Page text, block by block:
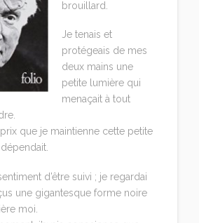
brouillard.
Je tenais et
protégeais de mes
deux mains une
petite lumière qui
menaçait à tout
que je maintienne cette petite
d’être suivi ; je regardai
une gigantesque forme noire
moi.